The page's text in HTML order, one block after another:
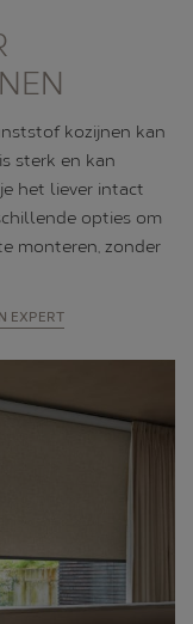
kozijnen kan
sterk en kan
het liever intact
opties om
monteren, zonder
EXPERT